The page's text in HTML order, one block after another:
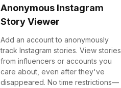
Anonymous Instagram
Story Viewer
Add an account to anonymously
track Instagram stories. View stories
from influencers or accounts you
care about, even after they've
disappeared. No time restrictions—